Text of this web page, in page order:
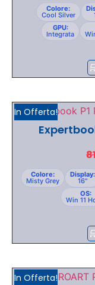
Colore:
Cool Silver
GPU:
Integrata
In Offerta!
Colore:
Misty Grey
Display:
16"
OS:
Win 11
In Offerta!